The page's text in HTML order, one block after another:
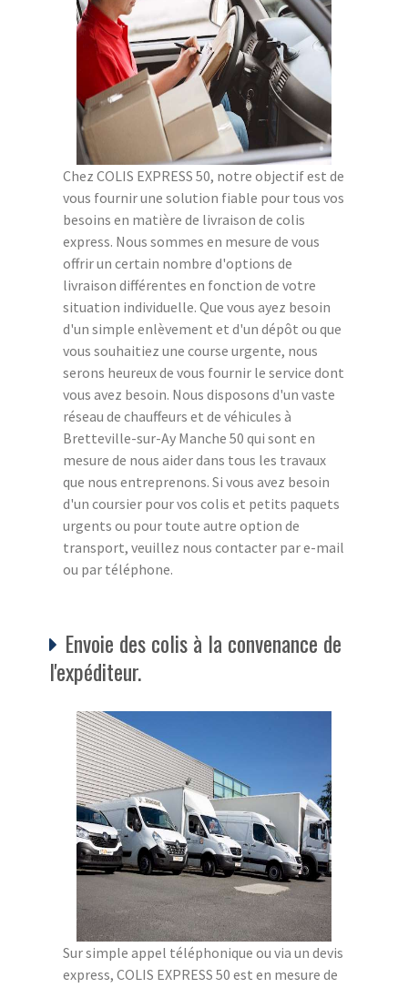
Chez COLIS EXPRESS 50, notre objectif est de
vous fournir une solution fiable pour tous vos
besoins en matière de livraison de colis
express. Nous sommes en mesure de vous
offrir un certain nombre d'options de
livraison différentes en fonction de votre
situation individuelle. Que vous ayez besoin
d'un simple enlèvement et d'un dépôt ou que
vous souhaitiez une course urgente, nous
serons heureux de vous fournir le service dont
vous avez besoin. Nous disposons d'un vaste
réseau de chauffeurs et de véhicules à
Bretteville-sur-Ay Manche 50 qui sont en
mesure de nous aider dans tous les travaux
que nous entreprenons. Si vous avez besoin
d'un coursier pour vos colis et petits paquets
urgents ou pour toute autre option de
transport, veuillez nous contacter par e-mail
ou par téléphone.
Envoie des colis à la convenance de
l'expéditeur.
Sur simple appel téléphonique ou via un devis
express, COLIS EXPRESS 50 est en mesure de